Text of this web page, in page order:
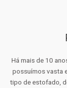
Há mais de 10
possuímos vasta
tipo de estofado,